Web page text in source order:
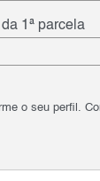
1ª parcela
o seu perfil.